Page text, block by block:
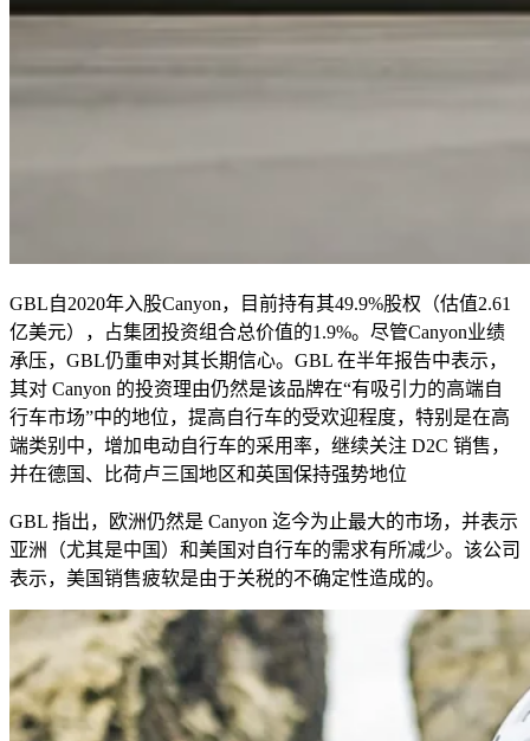
GBL自2020年入股Canyon，目前持有其49.9%股权（估值2.61
亿美元），占集团投资组合总价值的1.9%。尽管Canyon业绩
承压，GBL仍重申对其长期信心。GBL 在半年报告中表示，
其对 Canyon 的投资理由仍然是该品牌在“有吸引力的高端自
行车市场”中的地位，提高自行车的受欢迎程度，特别是在高
端类别中，增加电动自行车的采用率，继续关注 D2C 销售，
并在德国、比荷卢三国地区和英国保持强势地位
GBL 指出，欧洲仍然是 Canyon 迄今为止最大的市场，并表示
亚洲（尤其是中国）和美国对自行车的需求有所减少。该公司
表示，美国销售疲软是由于关税的不确定性造成的。